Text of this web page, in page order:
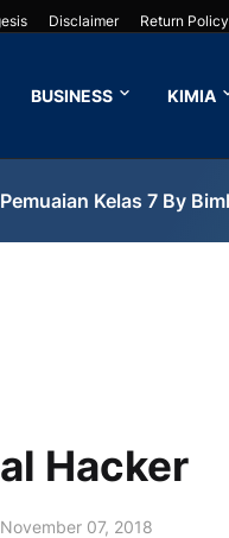
Disclaimer Return Policy
BUSINESS KIMIA
Kelas 7 By
Hacker
November 07, 2018